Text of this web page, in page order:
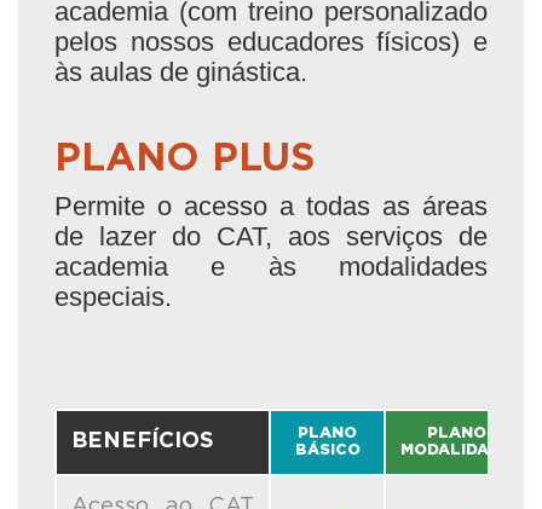
academia (com treino personalizado
pelos nossos educadores físicos) e
às aulas de ginástica.
PLANO PLUS
Permite o acesso a todas as áreas
de lazer do CAT, aos serviços de
academia e às modalidades
especiais.
BENEFÍCIOS
PLANO
BÁSICO
PLANO
MODALIDADE